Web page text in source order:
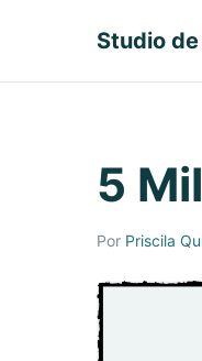
Studio
5
Por Priscila